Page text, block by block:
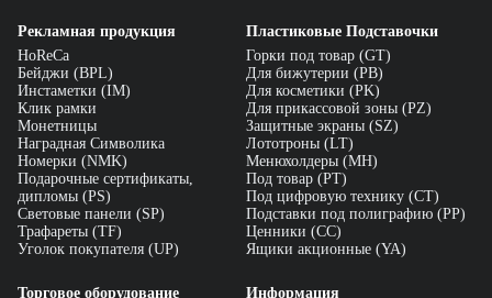
Рекламная продукция
HoReCa
Бейджи (BPL)
Инстаметки (IM)
Клик рамки
Монетницы
Наградная Символика
Номерки (NMK)
Подарочные сертификаты,
дипломы (PS)
Световые панели (SP)
Трафареты (TF)
Уголок покупателя (UP)
Пластиковые Подставочки
Горки под товар (GT)
Для бижутерии (PB)
Для косметики (PK)
Для прикассовой зоны (PZ)
Защитные экраны (SZ)
Лототроны (LT)
Менюхолдеры (MH)
Под товар (PT)
Под цифровую технику (CT)
Подставки под полиграфию (PP)
Ценники (СС)
Ящики акционные (YA)
Торговое оборудование Информация